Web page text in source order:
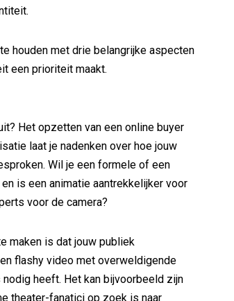
houden met drie belangrijke aspecten
een prioriteit maakt.
Het opzetten van een online buyer
laat je nadenken over hoe jouw
Wil je een formele of een
is een animatie aantrekkelijker voor
voor de camera?
maken is dat jouw publiek
flashy video met overweldigende
heeft. Het kan bijvoorbeeld zijn
theater-fanatici op zoek is naar